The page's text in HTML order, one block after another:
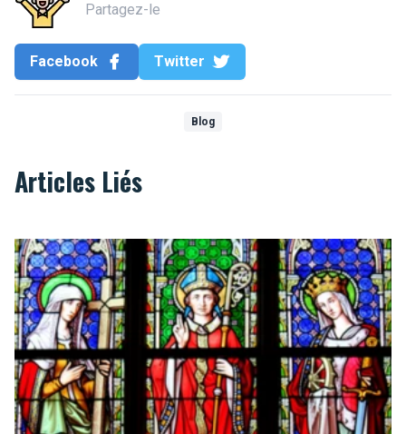
Partagez-le
Facebook Twitter
Blog
Articles Liés
Top 10 des églises de Bruxelles